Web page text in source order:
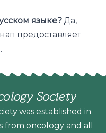
языке? Да,
предоставляет
Society
was established in
oncology and all